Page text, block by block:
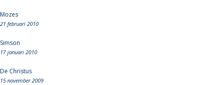
Mozes
21 februari 2010
Simson
17 januari 2010
De Christus
15 november 2009